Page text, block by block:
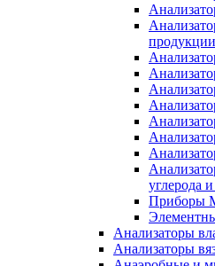
продукции
углерода
Приборы
Анализаторы
Анализаторы